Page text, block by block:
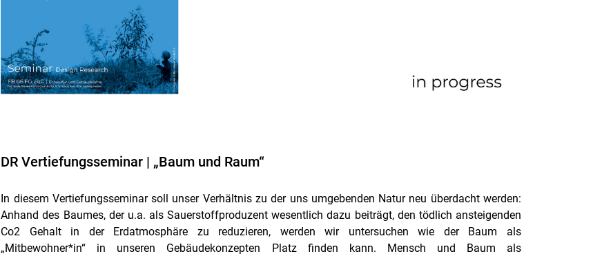
DR Vertiefungsseminar | „Baum und Raum“
In diesem Vertiefungsseminar soll unser Verhältnis zu der uns umgebenden Natur neu überdacht werden:
Anhand des Baumes, der u.a. als Sauerstoffproduzent wesentlich dazu beiträgt, den tödlich ansteigenden
Co2 Gehalt in der Erdatmosphäre zu reduzieren, werden wir untersuchen wie der Baum als
„Mitbewohner*in“ in unseren Gebäudekonzepten Platz finden kann. Mensch und Baum als